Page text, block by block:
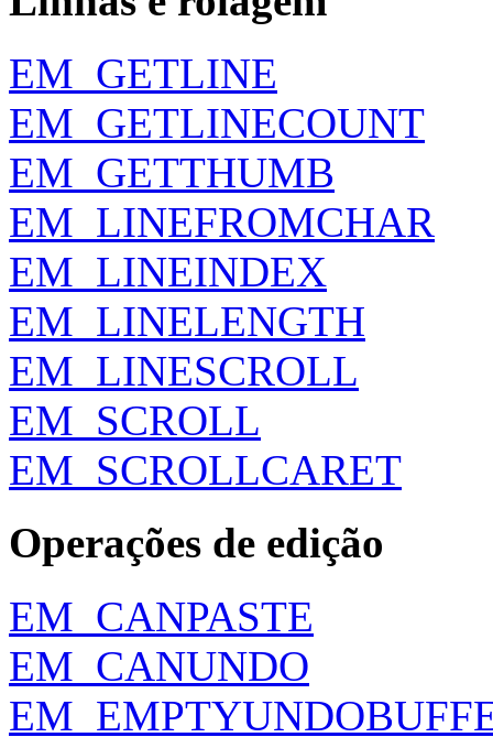
EM_GETLINE
EM_GETLINECOUNT
EM_GETTHUMB
EM_LINEFROMCHAR
EM_LINEINDEX
EM_LINELENGTH
EM_LINESCROLL
EM_SCROLL
EM_SCROLLCARET
Operações de edição
EM_CANPASTE
EM_CANUNDO